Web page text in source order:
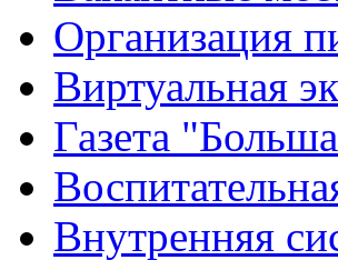
Организация
Виртуальная
Газета
Внутренняя